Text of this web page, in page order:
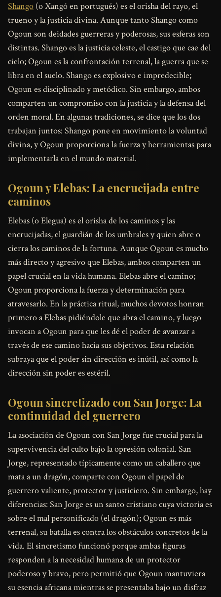
Shango (o Xangó en portugués) es el orisha del rayo, el
trueno y la justicia divina. Aunque tanto Shango como
Ogoun son deidades guerreras y poderosas, sus esferas son
distintas. Shango es la justicia celeste, el castigo que cae del
cielo; Ogoun es la confrontación terrenal, la guerra que se
libra en el suelo. Shango es explosivo e impredecible;
Ogoun es disciplinado y metódico. Sin embargo, ambos
comparten un compromiso con la justicia y la defensa del
orden moral. En algunas tradiciones, se dice que los dos
trabajan juntos: Shango pone en movimiento la voluntad
divina, y Ogoun proporciona la fuerza y herramientas para
implementarla en el mundo material.
Ogoun y Elebas: La encrucijada entre
caminos
Elebas (o Elegua) es el orisha de los caminos y las
encrucijadas, el guardián de los umbrales y quien abre o
cierra los caminos de la fortuna. Aunque Ogoun es mucho
más directo y agresivo que Elebas, ambos comparten un
papel crucial en la vida humana. Elebas abre el camino;
Ogoun proporciona la fuerza y determinación para
atravesarlo. En la práctica ritual, muchos devotos honran
primero a Elebas pidiéndole que abra el camino, y luego
invocan a Ogoun para que les dé el poder de avanzar a
través de ese camino hacia sus objetivos. Esta relación
subraya que el poder sin dirección es inútil, así como la
dirección sin poder es estéril.
Ogoun sincretizado con San Jorge: La
continuidad del guerrero
La asociación de Ogoun con San Jorge fue crucial para la
supervivencia del culto bajo la opresión colonial. San
Jorge, representado típicamente como un caballero que
mata a un dragón, comparte con Ogoun el papel de
guerrero valiente, protector y justiciero. Sin embargo, hay
diferencias: San Jorge es un santo cristiano cuya victoria es
sobre el mal personificado (el dragón); Ogoun es más
terrenal, su batalla es contra los obstáculos concretos de la
vida. El sincretismo funcionó porque ambas figuras
responden a la necesidad humana de un protector
poderoso y bravo, pero permitió que Ogoun mantuviera
su esencia africana mientras se presentaba bajo un disfraz